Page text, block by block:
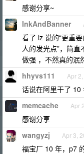
感谢分享~
InkAndBanner
看了 lz 说的“更重
人的发光点”，简
做强 ，不然真的泯
hhyvs111 Apr
话说在阿里干了 10
memcache Apr
感谢分享
wangyzj Apr 3,
福宝厂 10 年，p7